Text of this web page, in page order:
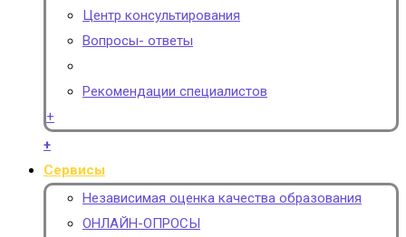
Центр консультирования
Вопросы- ответы
Рекомендации специалистов
+
+
Сервисы
Независимая оценка качества образования
ОНЛАЙН-ОПРОСЫ